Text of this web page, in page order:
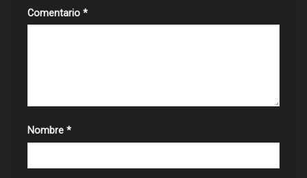
Comentario *
Nombre *